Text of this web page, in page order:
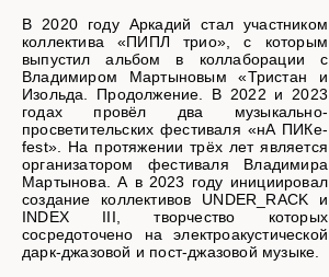
В 2020 году Аркадий стал участником
коллектива «ПИПЛ трио», с которым
выпустил альбом в коллаборации с
Владимиром Мартыновым «Тристан и
Изольда. Продолжение. В 2022 и 2023
годах провёл два музыкально-
просветительских фестиваля «нА ПИКе-
fest». На протяжении трёх лет является
организатором фестиваля Владимира
Мартынова. А в 2023 году инициировал
создание коллективов UNDER_RACK и
INDEX III, творчество которых
сосредоточено на электроакустической
дарк-джазовой и пост-джазовой музыке.